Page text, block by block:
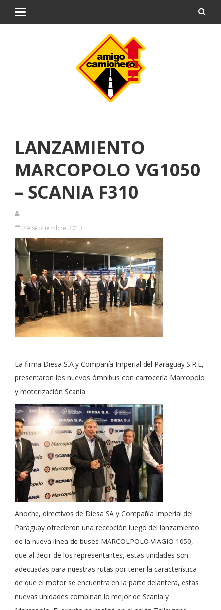
LANZAMIENTO
MARCOPOLO VG1050
– SCANIA F310
29 septiembre 2013
La firma Diesa S.A y Compañía Imperial del Paraguay S.R.L,
presentaron los nuevos ómnibus con carrocería Marcopolo
y motorización Scania
Anoche, directivos de Diesa SA y Compañía Imperial del
Paraguay ofrecieron una recepción luego del lanzamiento
de la nueva línea de buses MARCOLPOLO VIAGIO 1050,
que al decir de los representantes, estas unidades son
adecuadas para nuestras rutas por tener la característica
de que el motor se encuentra en la parte delantera, estas
nuevas unidades combinan lo mejor de Scania y